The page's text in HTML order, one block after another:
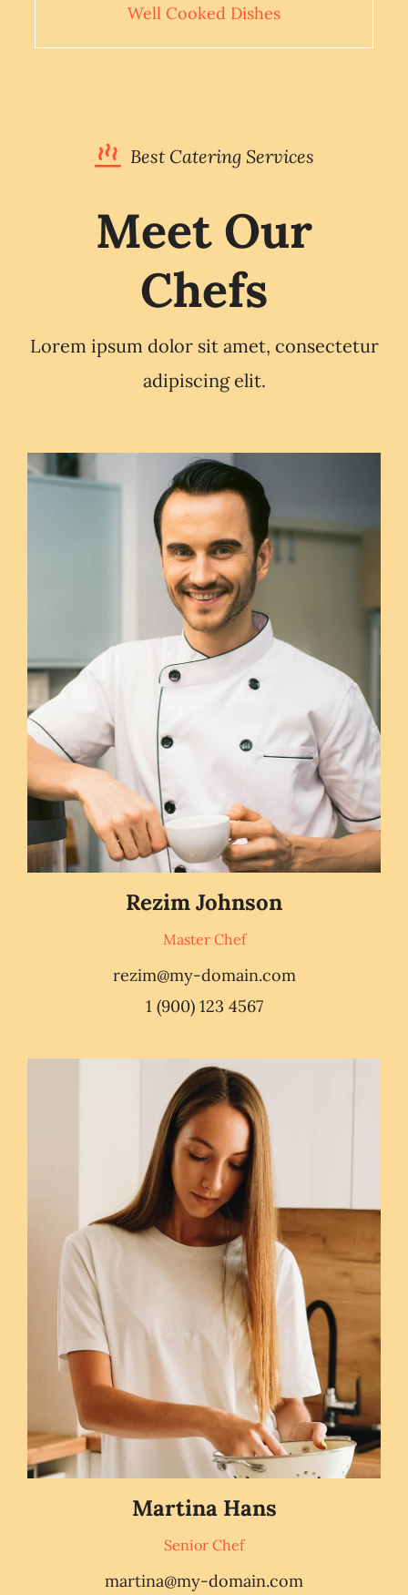
Well Cooked Dishes
Best Catering Services
Meet Our
Chefs
Lorem ipsum dolor sit amet, consectetur
adipiscing elit.
Rezim Johnson
Master Chef
rezim@my-domain.com
1 (900) 123 4567
Martina Hans
Senior Chef
martina@my-domain.com